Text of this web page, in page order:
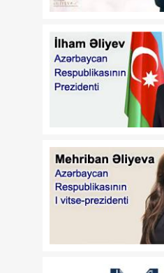
qoyur
Azərbaycan-Amerika
əlaqələrinin inkişafında
yeni mərhələ
münasibətlərində uğurlu
Bilmək istəyirəm
Türk birliyi: tarixi
yaddaşdan yeni geosiyasi